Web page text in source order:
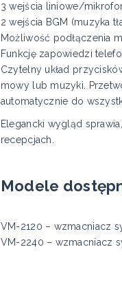
3 wejścia liniowe/
2 wejścia BGM (muzyka
Możliwość podłączenia
Funkcję zapowiedzi
Czytelny układ
mowy lub muzyki.
automatycznie do
Elegancki wygląd
recepcjach.
Modele
VM-2120 – wzmacniacz
VM-2240 – wzmacniacz